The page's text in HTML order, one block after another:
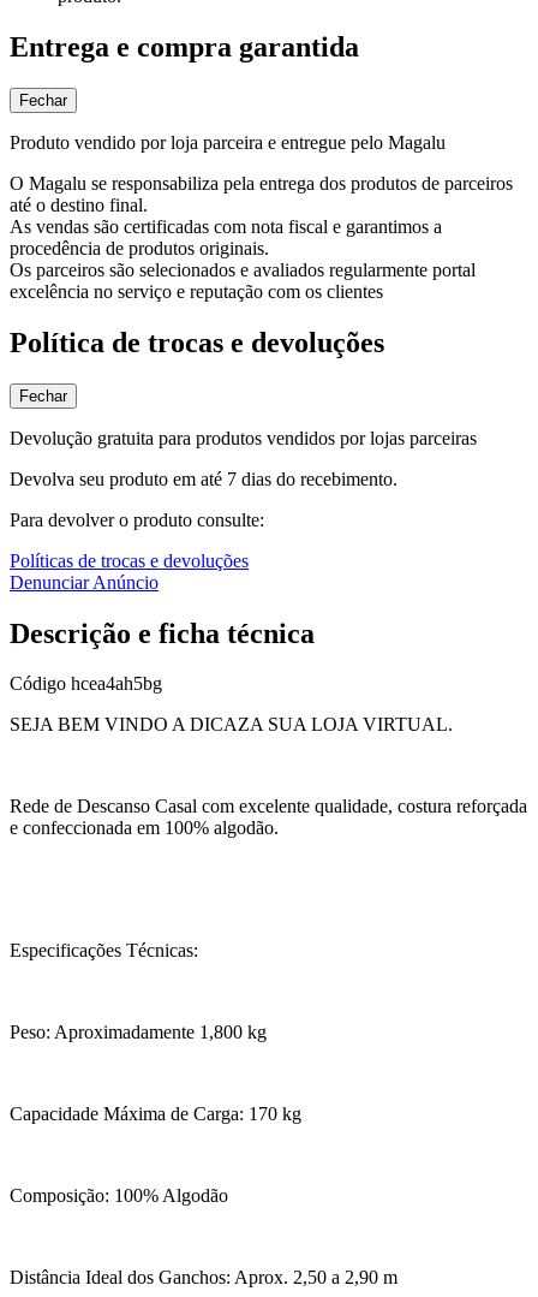
Entrega e compra garantida
Fechar
Produto vendido por loja parceira e entregue pelo Magalu
O Magalu se responsabiliza pela entrega dos produtos de parceiros
até o destino final.
As vendas são certificadas com nota fiscal e garantimos a
procedência de produtos originais.
Os parceiros são selecionados e avaliados regularmente portal
excelência no serviço e reputação com os clientes
Política de trocas e devoluções
Fechar
Devolução gratuita para produtos vendidos por lojas parceiras
Devolva seu produto em até 7 dias do recebimento.
Para devolver o produto consulte:
Políticas de trocas e devoluções
Denunciar Anúncio
Descrição e ficha técnica
Código hcea4ah5bg
SEJA BEM VINDO A DICAZA SUA LOJA VIRTUAL.
Rede de Descanso Casal com excelente qualidade, costura reforçada
e confeccionada em 100% algodão.
Especificações Técnicas:
Peso: Aproximadamente 1,800 kg
Capacidade Máxima de Carga: 170 kg
Composição: 100% Algodão
Distância Ideal dos Ganchos: Aprox. 2,50 a 2,90 m